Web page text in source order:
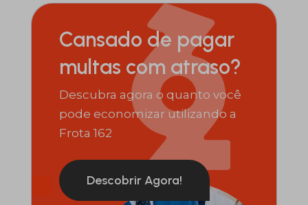
Cansado de pagar
multas com atraso?
Descubra agora o quanto você
pode economizar utilizando a
Frota 162
Descobrir Agora!